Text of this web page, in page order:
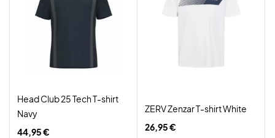
Head Club 25 Tech T-shirt
Navy
44,95 €
ZERV Zenzar T-shirt White
26,95 €